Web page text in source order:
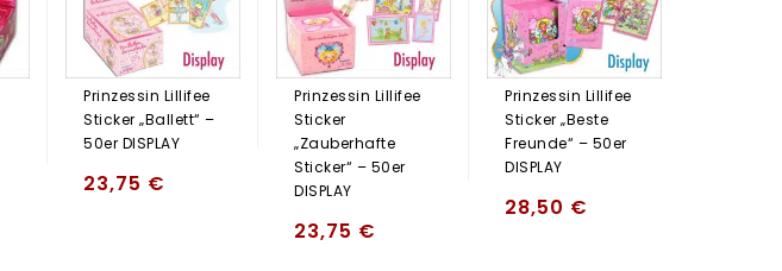
Prinzessin Lillifee
Sticker „Ballett“ –
50er DISPLAY
23,75 €
Prinzessin Lillifee
Sticker
„Zauberhafte
Sticker“ – 50er
DISPLAY
23,75 €
Prinzessin Lillifee
Sticker „Beste
Freunde“ – 50er
DISPLAY
28,50 €